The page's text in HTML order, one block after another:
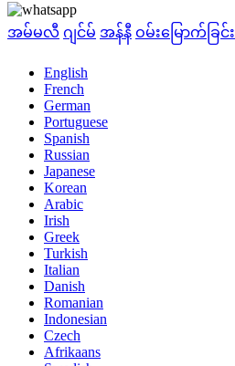
အမ်မလီ ဂျင်မ် အန်နီ ဝမ်းမြောက်ခြင်း
English
French
German
Portuguese
Spanish
Russian
Japanese
Korean
Arabic
Irish
Greek
Turkish
Italian
Danish
Romanian
Indonesian
Czech
Afrikaans